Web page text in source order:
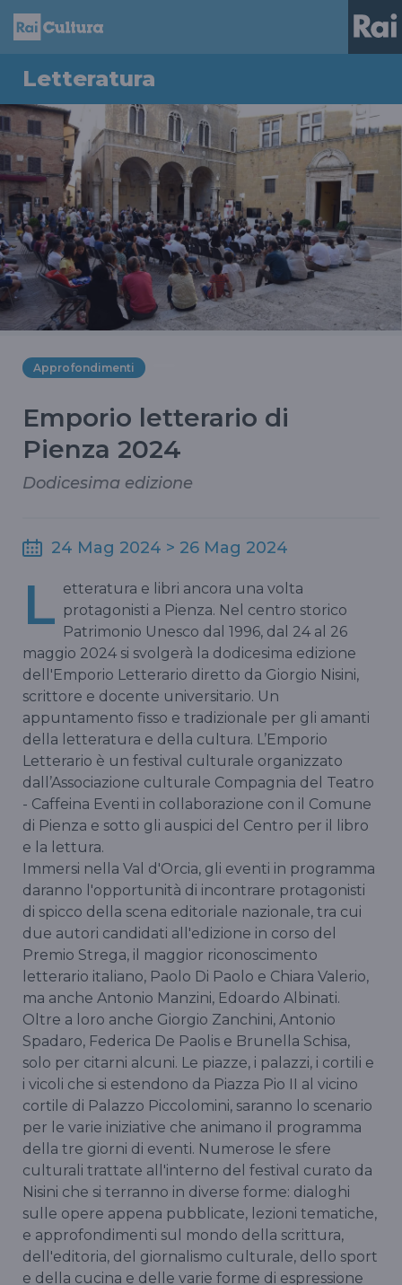
Letteratura
Approfondimenti
Emporio letterario di
Pienza 2024
Dodicesima edizione
24 Mag 2024 > 26 Mag 2024
L etteratura e libri ancora una volta
protagonisti a Pienza. Nel centro storico
Patrimonio Unesco dal 1996, dal 24 al 26
maggio 2024 si svolgerà la dodicesima edizione
dell'Emporio Letterario diretto da Giorgio Nisini,
scrittore e docente universitario. Un
appuntamento fisso e tradizionale per gli amanti
della letteratura e della cultura. L’Emporio
Letterario è un festival culturale organizzato
dall’Associazione culturale Compagnia del Teatro
- Caffeina Eventi in collaborazione con il Comune
di Pienza e sotto gli auspici del Centro per il libro
e la lettura.
Immersi nella Val d'Orcia, gli eventi in programma
daranno l'opportunità di incontrare protagonisti
di spicco della scena editoriale nazionale, tra cui
due autori candidati all'edizione in corso del
Premio Strega, il maggior riconoscimento
letterario italiano, Paolo Di Paolo e Chiara Valerio,
ma anche Antonio Manzini, Edoardo Albinati.
Oltre a loro anche Giorgio Zanchini, Antonio
Spadaro, Federica De Paolis e Brunella Schisa,
solo per citarni alcuni. Le piazze, i palazzi, i cortili e
i vicoli che si estendono da Piazza Pio II al vicino
cortile di Palazzo Piccolomini, saranno lo scenario
per le varie iniziative che animano il programma
della tre giorni di eventi. Numerose le sfere
culturali trattate all'interno del festival curato da
Nisini che si terranno in diverse forme: dialoghi
sulle opere appena pubblicate, lezioni tematiche,
e approfondimenti sul mondo della scrittura,
dell'editoria, del giornalismo culturale, dello sport
e della cucina e delle varie forme di espressione